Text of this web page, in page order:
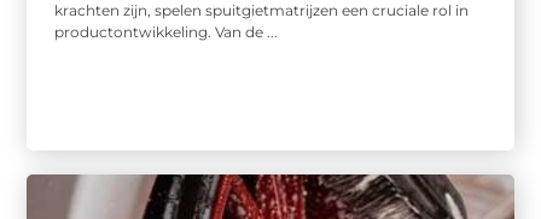
krachten zijn, spelen spuitgietmatrijzen een cruciale rol in
productontwikkeling. Van de ...